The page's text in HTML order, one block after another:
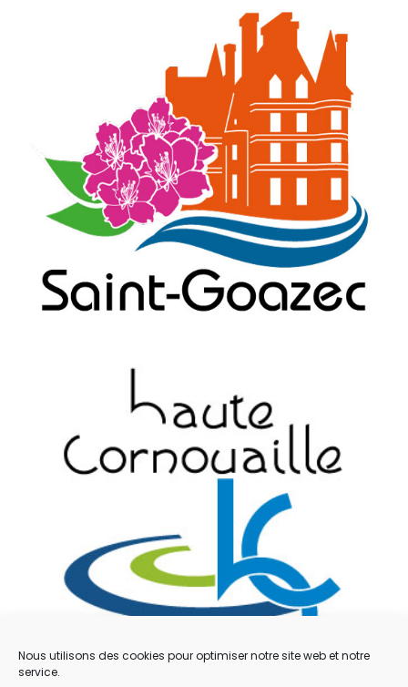
Nous utilisons des cookies pour optimiser notre site web et notre
service.